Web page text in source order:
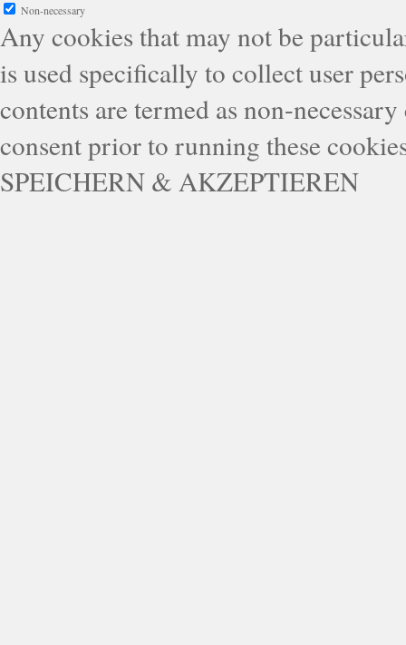
Non-necessary
Any cookies that may not be
is used specifically to collect user
contents are termed as non-
consent prior to running these
SPEICHERN & AKZEPTIEREN